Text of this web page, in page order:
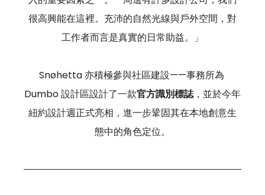
很高興能在這裡。充沛的自然光線與戶外空間，對
工作者而言是真實的日常助益。」
Snøhetta 亦積極參與社區建設——事務所為
Dumbo 設計區設計了一款官方識別標誌，並於今年
紐約設計週正式亮相，進一步鞏固其在本地創意生
態中的角色定位。